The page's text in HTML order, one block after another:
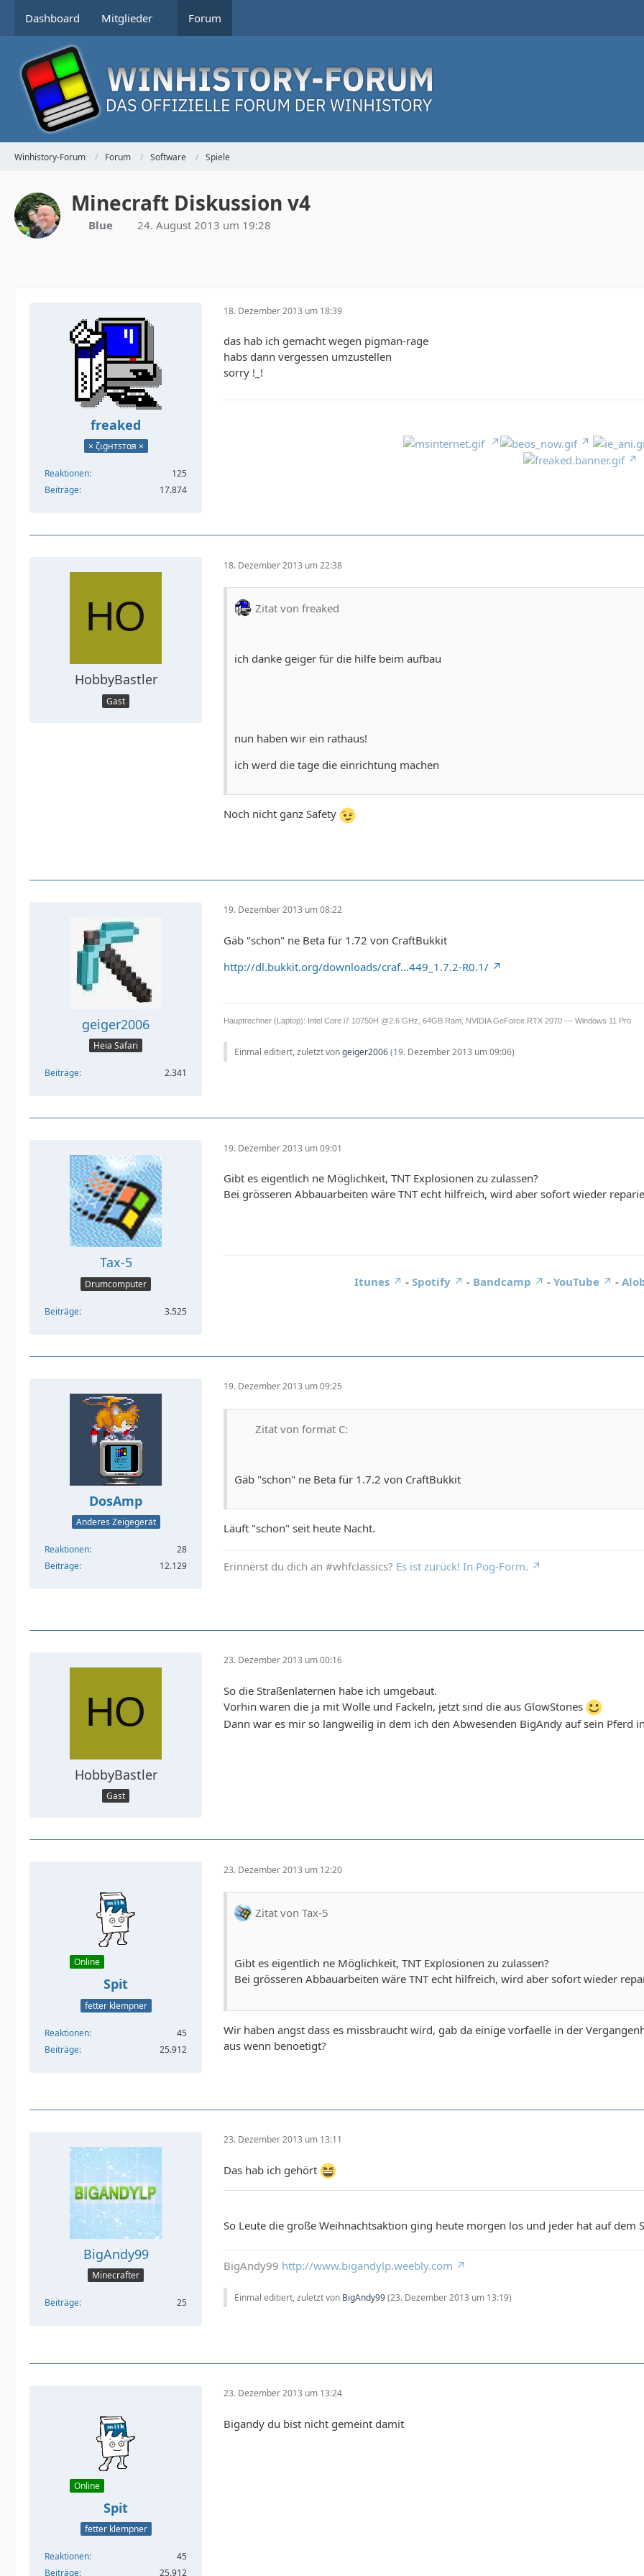
Dashboard Mitglieder Forum
Winhistory-Forum Forum Software Spiele
Minecraft Diskussion v4
Blue 24. August 2013 um 19:28
freaked
× ζιgнтѕтαя ×
Reaktionen
125
Beiträge
17.874
18. Dezember 2013 um 18:39
das hab ich gemacht wegen pigman-rage
habs dann vergessen umzustellen
sorry !_!
HobbyBastler
Gast
18. Dezember 2013 um 22:38
Zitat von freaked
ich danke geiger für die hilfe beim aufbau
nun haben wir ein rathaus!
ich werd die tage die einrichtung machen
Noch nicht ganz Safety
geiger2006
Heia Safari
Beiträge 2.341
19. Dezember 2013 um 08:22
Gäb "schon" ne Beta für 1.72 von CraftBukkit
http://dl.bukkit.org/downloads/craf…449_1.7.2-R0.1/
Hauptrechner (Laptop): Intel Core i7 10750H @2.6 GHz, 64GB Ram, NVIDIA GeForce RTX 2070 --- Windows 11 Pro
Einmal editiert, zuletzt vongeiger2006(19. Dezember 2013 um 09:06)
Tax-5
Drumcomputer
Beiträge 3.525
19. Dezember 2013 um 09:01
Gibt es eigentlich ne Möglichkeit, TNT Explosionen zu zulassen?
Bei grösseren Abbauarbeiten wäre TNT echt hilfreich, wird aber sofort wieder
Itunes - Spotify - Bandcamp - YouTube -
DosAmp
Anderes Zeigegerät
Reaktionen
28
Beiträge
12.129
19. Dezember 2013 um 09:25
Zitat von format C:
Gäb "schon" ne Beta für 1.7.2 von CraftBukkit
Läuft "schon" seit heute Nacht.
Erinnerst du dich an #whfclassics? Es ist zurück! In Pog-Form.
HobbyBastler
Gast
23. Dezember 2013 um 00:16
So die Straßenlaternen habe ich umgebaut.
Vorhin waren die ja mit Wolle und Fackeln, jetzt sind die aus GlowStones
Dann war es mir so langweilig in dem ich den Abwesenden BigAndy auf sein Pferd
Online
Spit
fetter klempner
Reaktionen
45
Beiträge
25.912
23. Dezember 2013 um 12:20
Zitat von Tax-5
Gibt es eigentlich ne Möglichkeit, TNT Explosionen zu zulassen?
Bei grösseren Abbauarbeiten wäre TNT echt hilfreich, wird aber sofort wieder
Wir haben angst dass es missbraucht wird, gab da einige vorfaelle in der
aus wenn benoetigt?
BigAndy99
Minecrafter
Beiträge 25
23. Dezember 2013 um 13:11
Das hab ich gehört
So Leute die große Weihnachtsaktion ging heute morgen los und jeder hat auf dem
BigAndy99 http://www.bigandylp.weebly.com
Einmal editiert, zuletzt von BigAndy99(23. Dezember 2013 um 13:19)
Online
Spit
fetter klempner
Reaktionen
45
Beiträge
25.912
23. Dezember 2013 um 13:24
Bigandy du bist nicht gemeint damit